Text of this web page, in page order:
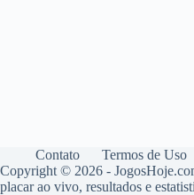
Contato Termos de Uso
Copyright © 2026 -
placar ao vivo, resultados e